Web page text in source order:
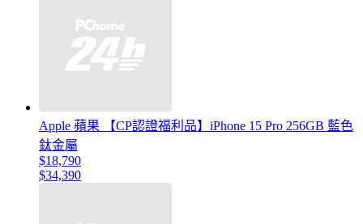
Apple 蘋果 【CP認證福利品】iPhone 15 Pro 256GB 藍色
鈦金屬
$18,790
$34,390